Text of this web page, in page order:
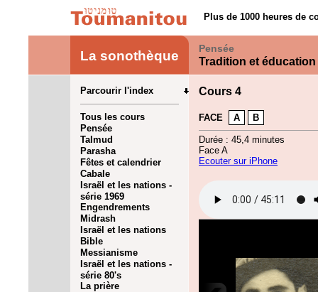
Plus de 1000 heures de
La sonothèque Pensée
Tradition et éducation
Parcourir l'index
Tous les cours
Pensée
Talmud
Parasha
Fêtes et calendrier
Cabale
Israël et les nations -
série 1969
Engendrements
Midrash
Israël et les nations
Bible
Messianisme
Israël et les nations -
série 80's
La prière
Cours 4
FACE A B
Durée : 45,4 minutes
Face A
Ecouter sur iPhone